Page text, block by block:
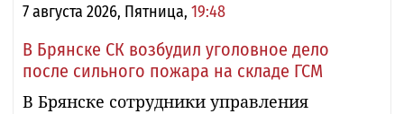
7 августа 2026, Пятница, 19:48
В Брянске СК возбудил уголовное дело
после сильного пожара на складе ГСМ
В Брянске сотрудники управления